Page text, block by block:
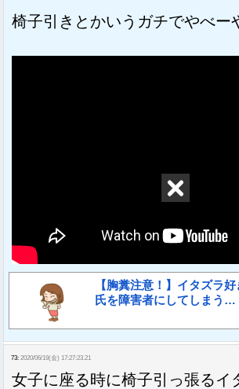
椅子引きとかいうガチでやべー
【胸糞注意！】イタズラ
氏を障害者にしてしまう…
73: 2020/06/19(金) 17:27:23.21
女子に座る時に椅子引っ張るイ